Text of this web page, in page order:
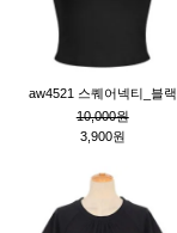
aw4521 스퀘어넥티_블랙
10,000원
3,900원